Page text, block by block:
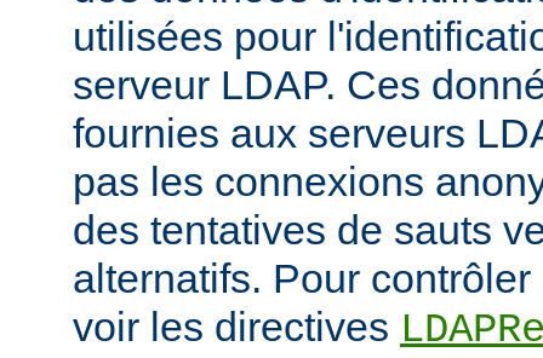
utilisées pour
serveur LDAP. Ces
fournies aux serveurs
pas les connexions
des tentatives de sauts
alternatifs. Pour
voir les directives